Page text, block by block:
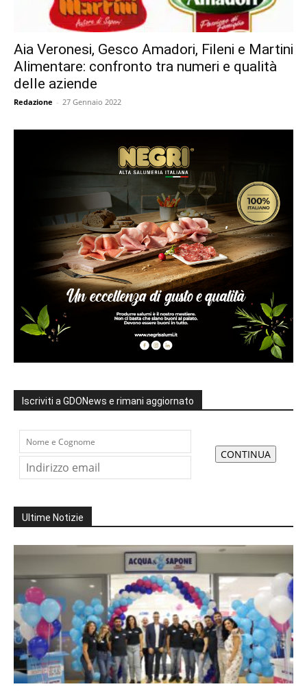
Aia Veronesi, Gesco Amadori, Fileni e Martini
Alimentare: confronto tra numeri e qualità
delle aziende
Redazione - 27 Gennaio 2022
Iscriviti a GDONews e rimani aggiornato
Ultime Notizie